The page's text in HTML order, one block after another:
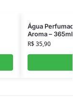
Água
Aroma – 365ml
R$35,90